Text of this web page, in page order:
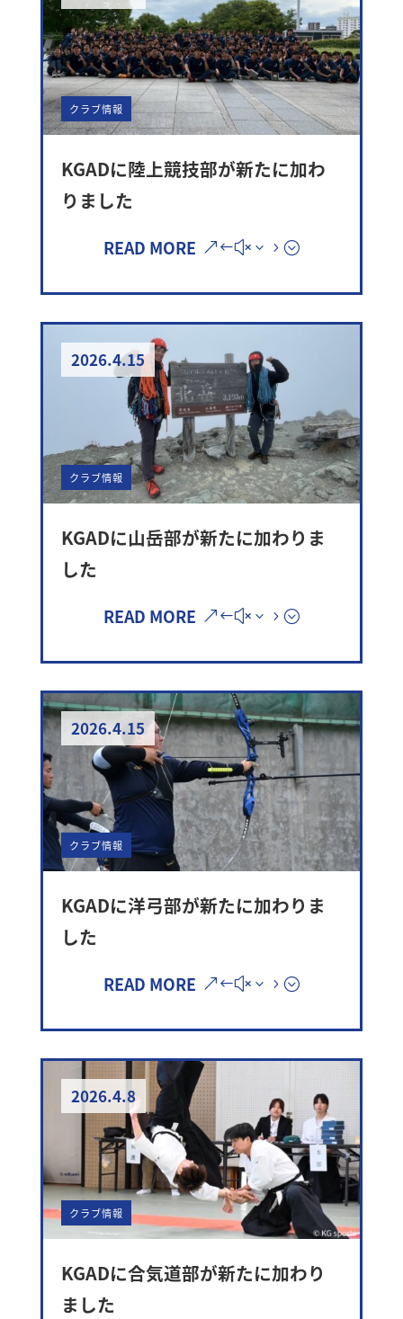
クラブ情報
KGADに陸上競技部が新たに加わ
りました
READ MORE
2026.4.15
クラブ情報
KGADに山岳部が新たに加わりま
した
READ MORE
2026.4.15
クラブ情報
KGADに洋弓部が新たに加わりま
した
READ MORE
2026.4.8
クラブ情報
KGADに合気道部が新たに加わり
ました